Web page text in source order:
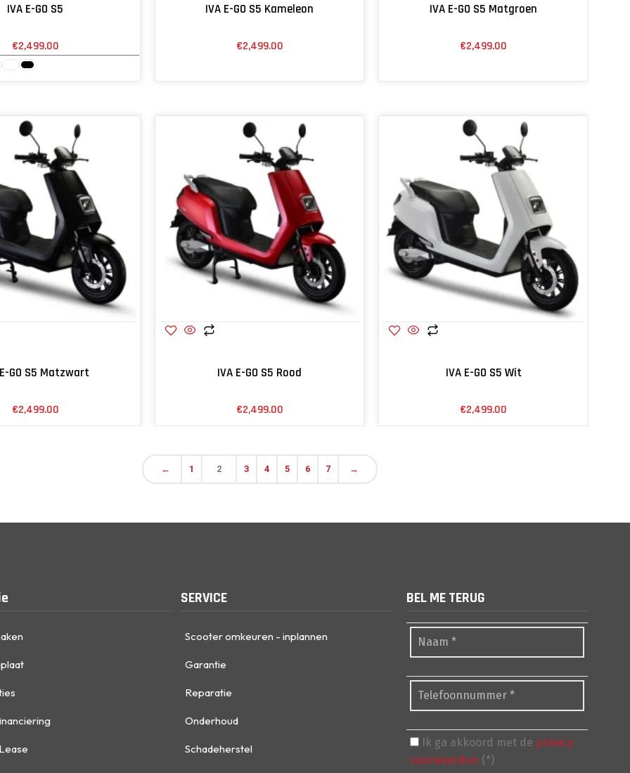
IVA E-GO S5
€2,499.00
IVA E-GO S5 Kameleon
€2,499.00
IVA E-GO S5 Matgroen
€2,499.00
GO S5 Matzwart
€2,499.00
IVA E-GO S5 Rood
€2,499.00
IVA E-GO S5 Wit
€2,499.00
← 1 2 3 4 5 6 7 →
SERVICE
Scooter omkeuren - inplannen
Garantie
Reparatie
Onderhoud
Schadeherstel
BEL ME TERUG
Ik ga akkoord met de privacy
voorwaarden (*)